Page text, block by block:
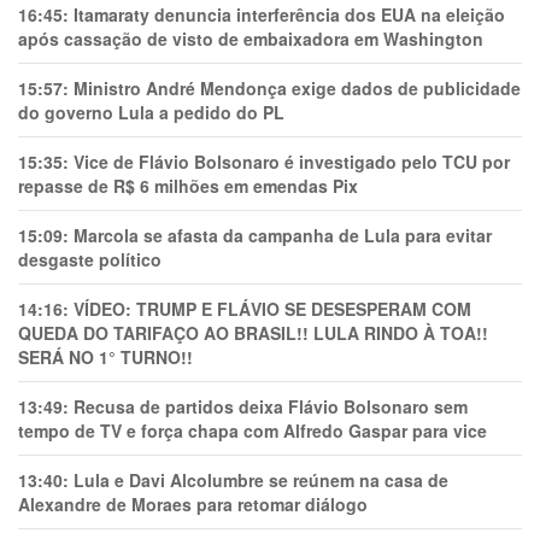
16:45: Itamaraty denuncia interferência dos EUA na eleição
após cassação de visto de embaixadora em Washington
15:57: Ministro André Mendonça exige dados de publicidade
do governo Lula a pedido do PL
15:35: Vice de Flávio Bolsonaro é investigado pelo TCU por
repasse de R$ 6 milhões em emendas Pix
15:09: Marcola se afasta da campanha de Lula para evitar
desgaste político
14:16: VÍDEO: TRUMP E FLÁVIO SE DESESPERAM COM
QUEDA DO TARIFAÇO AO BRASIL!! LULA RINDO À TOA!!
SERÁ NO 1° TURNO!!
13:49: Recusa de partidos deixa Flávio Bolsonaro sem
tempo de TV e força chapa com Alfredo Gaspar para vice
13:40: Lula e Davi Alcolumbre se reúnem na casa de
Alexandre de Moraes para retomar diálogo